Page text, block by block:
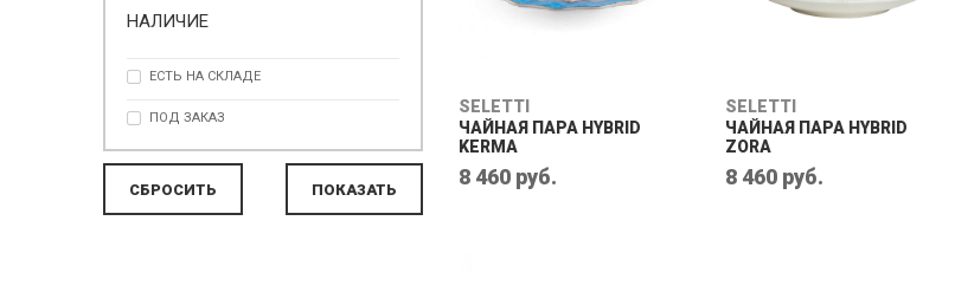
ФИОЛЕТОВЫЙ
ЧЁРНЫЙ
ЧЕРНЫЙ
НАЛИЧИЕ
ЕСТЬ НА СКЛАДЕ
ПОД ЗАКАЗ
SELETTI
ЧАЙНАЯ ПАРА HYBRID
KERMA
8 460 руб.
SELETTI
ЧАЙНАЯ ПАРА HYBRID
ZORA
8 460 руб.